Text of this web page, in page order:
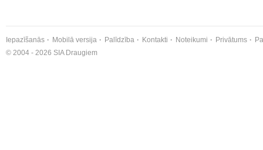
Iepazīšanās Mobilā versija Palīdzība Kontakti Noteikumi Privātums
© 2004 - 2026 SIA Draugiem